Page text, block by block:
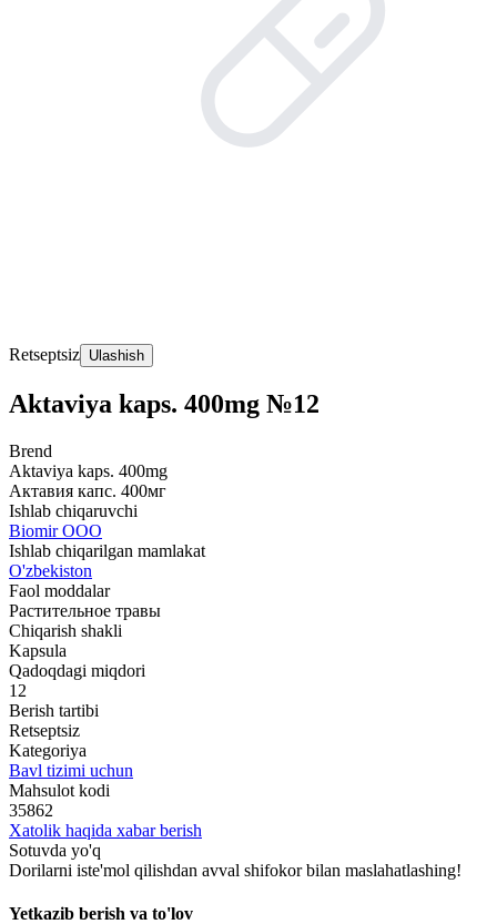
Retseptsiz Ulashish
Aktaviya kaps. 400mg №12
Brend
Aktaviya kaps. 400mg
Актавия капс. 400мг
Ishlab chiqaruvchi
Biomir ООО
Ishlab chiqarilgan mamlakat
O'zbekiston
Faol moddalar
Растительное травы
Chiqarish shakli
Kapsula
Qadoqdagi miqdori
12
Berish tartibi
Retseptsiz
Kategoriya
Bavl tizimi uchun
Mahsulot kodi
35862
Xatolik haqida xabar berish
Sotuvda yo'q
Dorilarni iste'mol qilishdan avval shifokor bilan maslahatlashing!
Yetkazib berish va to'lov